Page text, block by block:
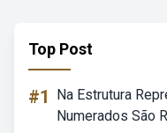
Top Post
#1
Na Estrutura
Numerados São